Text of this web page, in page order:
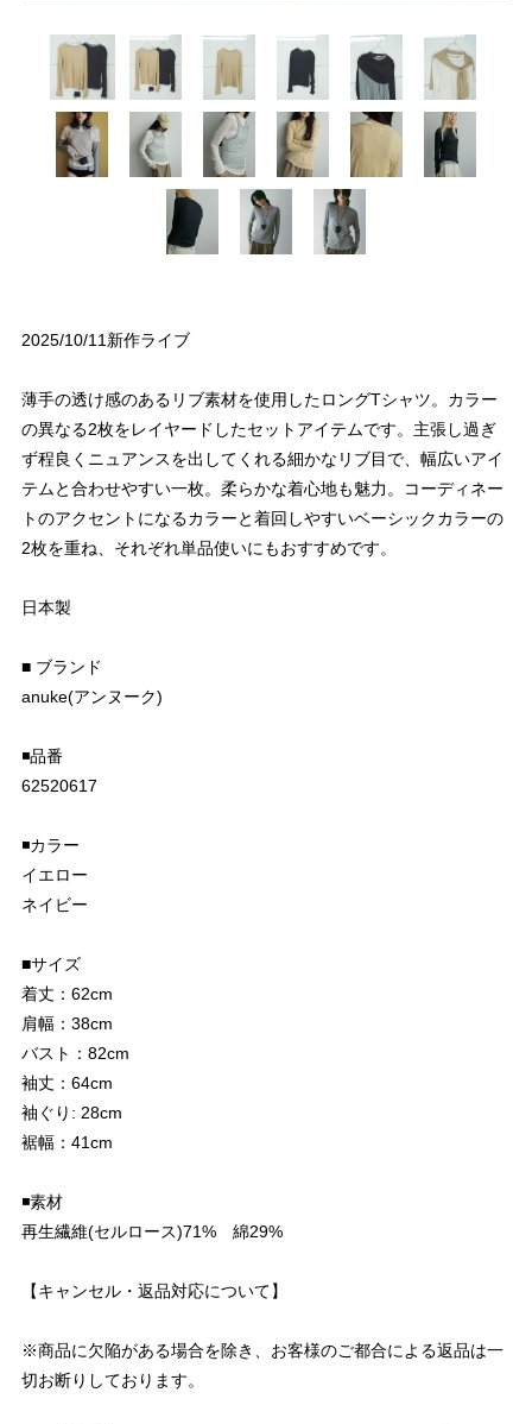
2025/10/11新作ライブ
薄手の透け感のあるリブ素材を使用したロングTシャツ。カラー
の異なる2枚をレイヤードしたセットアイテムです。主張し過ぎ
ず程良くニュアンスを出してくれる細かなリブ目で、幅広いアイ
テムと合わせやすい一枚。柔らかな着心地も魅力。コーディネー
トのアクセントになるカラーと着回しやすいベーシックカラーの
2枚を重ね、それぞれ単品使いにもおすすめです。
日本製
■ ブランド
anuke(アンヌーク)
◾️品番
62520617
◾️カラー
イエロー
ネイビー
■サイズ
着丈：62cm
肩幅：38cm
バスト：82cm
袖丈：64cm
袖ぐり: 28cm
裾幅：41cm
◾️素材
再生繊維(セルロース)71% 綿29%
【キャンセル・返品対応について】
※商品に欠陥がある場合を除き、お客様のご都合による返品は一
切お断りしております。